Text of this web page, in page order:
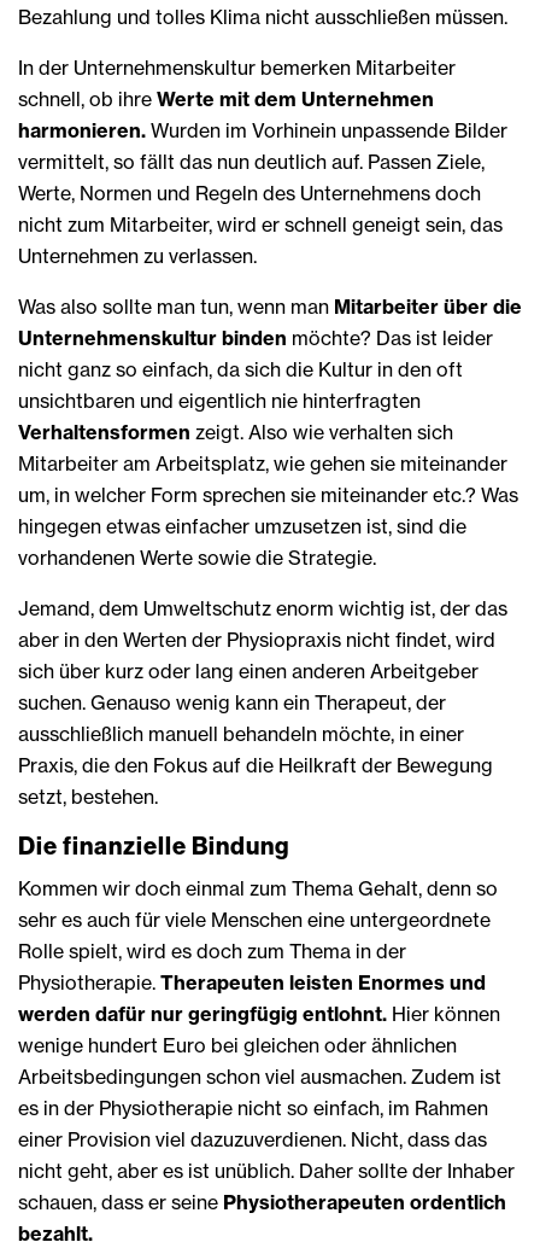
Bezahlung und tolles Klima nicht ausschließen müssen.
In der Unternehmenskultur bemerken Mitarbeiter
schnell, ob ihre Werte mit dem Unternehmen
harmonieren. Wurden im Vorhinein unpassende Bilder
vermittelt, so fällt das nun deutlich auf. Passen Ziele,
Werte, Normen und Regeln des Unternehmens doch
nicht zum Mitarbeiter, wird er schnell geneigt sein, das
Unternehmen zu verlassen.
Was also sollte man tun, wenn man Mitarbeiter über die
Unternehmenskultur binden möchte? Das ist leider
nicht ganz so einfach, da sich die Kultur in den oft
unsichtbaren und eigentlich nie hinterfragten
Verhaltensformen zeigt. Also wie verhalten sich
Mitarbeiter am Arbeitsplatz, wie gehen sie miteinander
um, in welcher Form sprechen sie miteinander etc.? Was
hingegen etwas einfacher umzusetzen ist, sind die
vorhandenen Werte sowie die Strategie.
Jemand, dem Umweltschutz enorm wichtig ist, der das
aber in den Werten der Physiopraxis nicht findet, wird
sich über kurz oder lang einen anderen Arbeitgeber
suchen. Genauso wenig kann ein Therapeut, der
ausschließlich manuell behandeln möchte, in einer
Praxis, die den Fokus auf die Heilkraft der Bewegung
setzt, bestehen.
Die finanzielle Bindung
Kommen wir doch einmal zum Thema Gehalt, denn so
sehr es auch für viele Menschen eine untergeordnete
Rolle spielt, wird es doch zum Thema in der
Physiotherapie. Therapeuten leisten Enormes und
werden dafür nur geringfügig entlohnt. Hier können
wenige hundert Euro bei gleichen oder ähnlichen
Arbeitsbedingungen schon viel ausmachen. Zudem ist
es in der Physiotherapie nicht so einfach, im Rahmen
einer Provision viel dazuzuverdienen. Nicht, dass das
nicht geht, aber es ist unüblich. Daher sollte der Inhaber
schauen, dass er seine Physiotherapeuten ordentlich
bezahlt.